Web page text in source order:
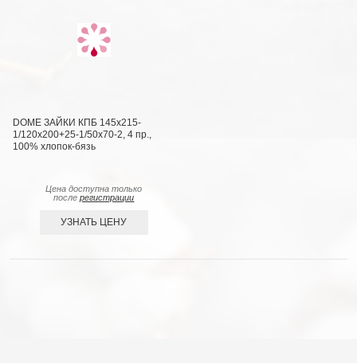
DOME ЗАЙКИ КПБ 145х215-
1/120х200+25-1/50х70-2, 4 пр.,
100% хлопок-бязь
Цена доступна только
послерегистрации
УЗНАТЬ ЦЕНУ